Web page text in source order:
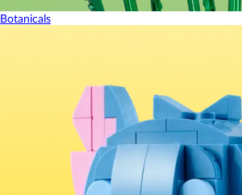
Botanicals